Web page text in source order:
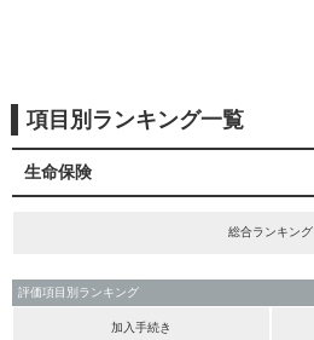
項目別ランキング一覧
生命保険
総合ランキング
評価項目別ランキング
加入手続き